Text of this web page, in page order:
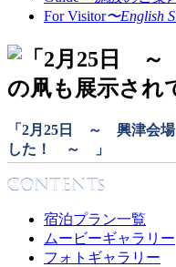
For Visitor〜English
「2月25日 ～ 興津会場
した！ ～ 」
宿泊プラン一覧
ムービーギャラリー
フォトギャラリー